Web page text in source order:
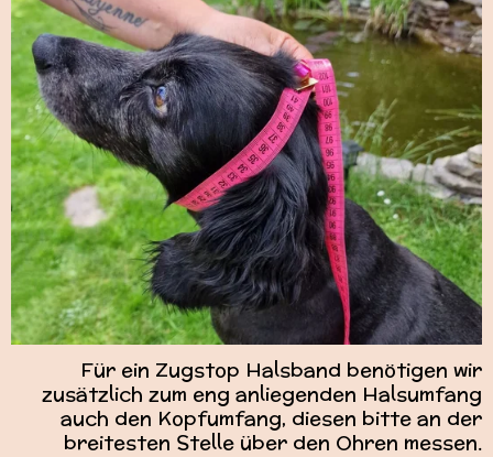
Für ein Zugstop Halsband benötigen wir
zusätzlich zum eng anliegenden Halsumfang
auch den Kopfumfang, diesen bitte an der
breitesten Stelle über den Ohren messen.